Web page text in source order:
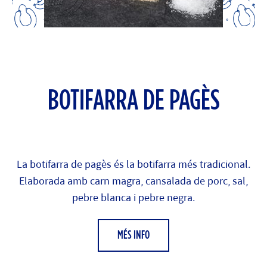
BOTIFARRA DE PAGÈS
La botifarra de pagès és la botifarra més tradicional.
Elaborada amb carn magra, cansalada de porc, sal,
pebre blanca i pebre negra.
MÉS INFO